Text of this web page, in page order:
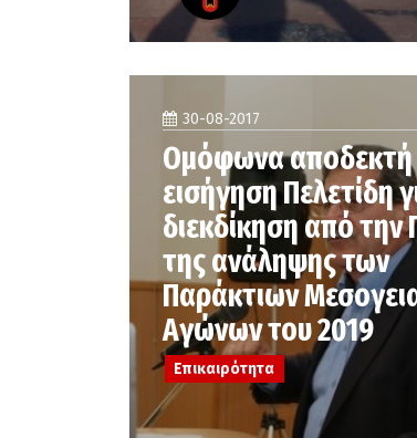
30-08-2017
Ομόφωνα αποδεκτή
εισήγηση Πελετίδη
διεκδίκηση από την
της ανάληψης των
Παράκτιων
Αγώνων του 2019
Επικαιρότητα